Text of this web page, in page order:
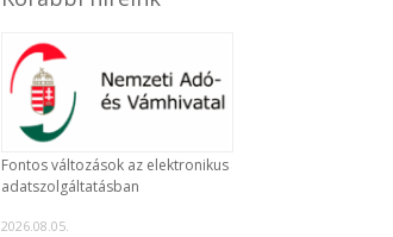
Fontos változások az elektronikus
adatszolgáltatásban
2026.08.05.